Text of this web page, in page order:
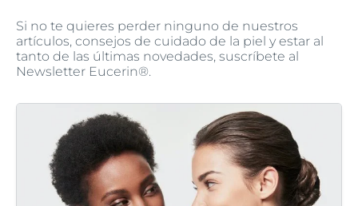
Si no te quieres perder ninguno de nuestros
artículos, consejos de cuidado de la piel y estar al
tanto de las últimas novedades, suscríbete al
Newsletter Eucerin®.